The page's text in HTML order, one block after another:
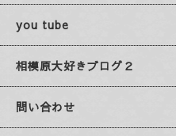
you tube
相模原大好きブログ２
問い合わせ